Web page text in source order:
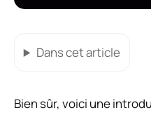
Dans cet article
Bien sûr, voici une